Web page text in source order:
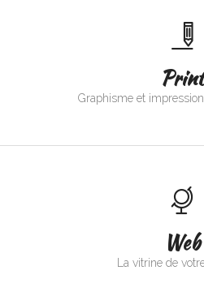
Print
Graphisme et
Web
La vitrine de